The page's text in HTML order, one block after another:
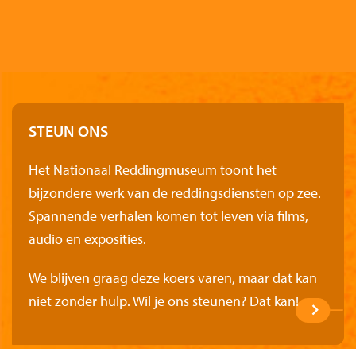
STEUN ONS
Het Nationaal Reddingmuseum toont het
bijzondere werk van de reddingsdiensten op zee.
Spannende verhalen komen tot leven via films,
audio en exposities.
We blijven graag deze koers varen, maar dat kan
niet zonder hulp. Wil je ons steunen? Dat kan!